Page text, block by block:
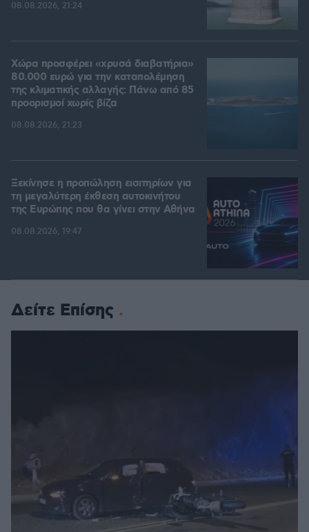
08.08.2026, 21:24
Χώρα προσφέρει «χρυσά διαβατήρια»
80.000 ευρώ για την καταπολέμηση
της κλιματικής αλλαγής: Πάνω από 85
προορισμοί χωρίς βίζα
08.08.2026, 21:23
Ξεκίνησε η προπώληση εισιτηρίων για
τη μεγαλύτερη έκθεση αυτοκινήτου
της Ευρώπης που θα γίνει στην Αθήνα
08.08.2026, 19:47
Δείτε Επίσης